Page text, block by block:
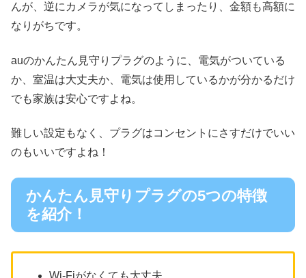
んが、逆にカメラが気になってしまったり、金額も高額に
なりがちです。
auのかんたん見守りプラグのように、電気がついている
か、室温は大丈夫か、電気は使用しているかが分かるだけ
でも家族は安心ですよね。
難しい設定もなく、プラグはコンセントにさすだけでいい
のもいいですよね！
かんたん見守りプラグの5つの特徴
を紹介！
Wi-Fiがなくても大丈夫